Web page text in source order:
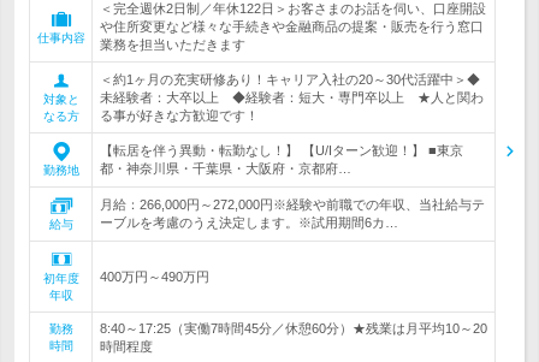
仕事内容
＜完全週休2日制／年休122日＞お客さまのお話を伺い、口座開設
や住所変更など様々な手続きや金融商品の提案・販売を行う窓口
業務を担当いただきます
対象と
なる方
＜約1ヶ月の充実研修あり！キャリア入社の20～30代活躍中＞◆
未経験者：大卒以上 ◆経験者：短大・専門卒以上 ★人と関わ
る事が好きな方歓迎です！
勤務地
【転居を伴う異動・転勤なし！】 【U/Iターン歓迎！】 ■東京
都・神奈川県・千葉県・大阪府・京都府…
給与
月給：266,000円～272,000円※経験や前職での年収、当社給与テ
ーブルを考慮のうえ決定します。※試用期間6カ…
初年度
年収
400万円～490万円
勤務
時間
8:40～17:25（実働7時間45分／休憩60分）★残業は月平均10～20
時間程度